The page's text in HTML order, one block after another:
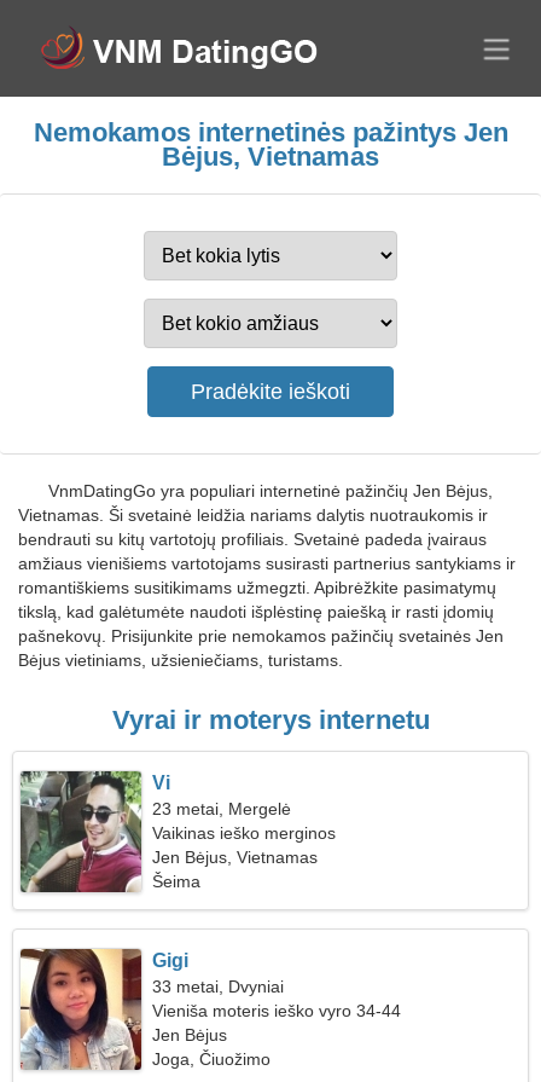
Nemokamos internetinės pažintys Jen
Bėjus, Vietnamas
VnmDatingGo yra populiari internetinė pažinčių Jen Bėjus,
Vietnamas. Ši svetainė leidžia nariams dalytis nuotraukomis ir
bendrauti su kitų vartotojų profiliais. Svetainė padeda įvairaus
amžiaus vienišiems vartotojams susirasti partnerius santykiams ir
romantiškiems susitikimams užmegzti. Apibrėžkite pasimatymų
tikslą, kad galėtumėte naudoti išplėstinę paiešką ir rasti įdomių
pašnekovų. Prisijunkite prie nemokamos pažinčių svetainės Jen
Bėjus vietiniams, užsieniečiams, turistams.
Vyrai ir moterys internetu
Vi
23 metai, Mergelė
Vaikinas ieško merginos
Jen Bėjus, Vietnamas
Šeima
Gigi
33 metai, Dvyniai
Vieniša moteris ieško vyro 34-44
Jen Bėjus
Joga, Čiuožimo